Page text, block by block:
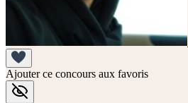
Ajouter ce concours aux favoris